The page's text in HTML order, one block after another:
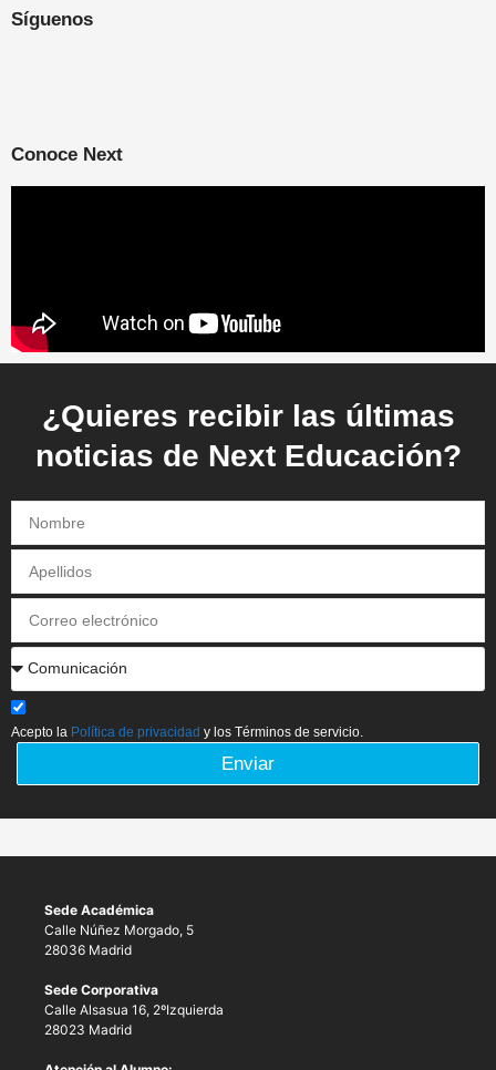
Síguenos
Conoce Next
¿Quieres recibir las últimas
noticias de Next Educación?
Acepto la Política de privacidad y los Términos de servicio.
Enviar
Sede Académica
Calle Núñez Morgado, 5
28036 Madrid
Sede Corporativa
Calle Alsasua 16, 2ºIzquierda
28023 Madrid